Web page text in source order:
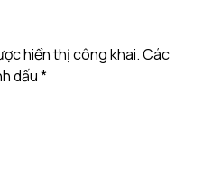
hiển thị công khai.Các
dấu*